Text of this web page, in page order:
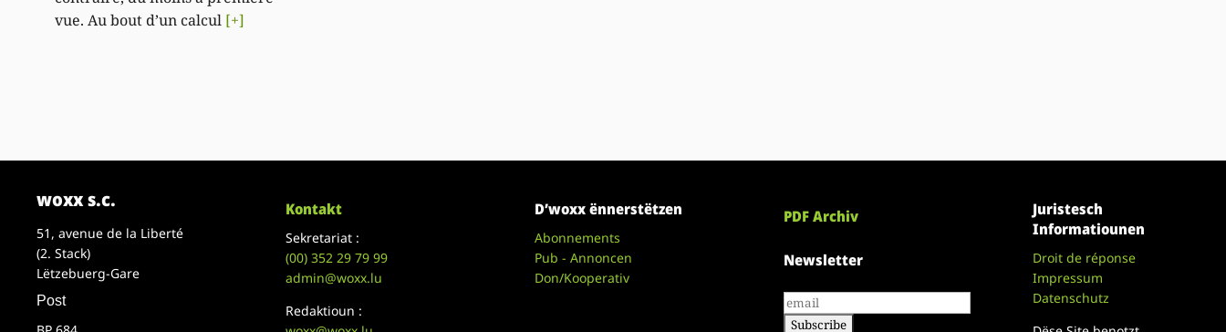
vue. Au bout d’un calcul [+]
woxx s.c.
51, avenue de la Liberté
(2. Stack)
Lëtzebuerg-Gare
Post
Kontakt
Sekretariat :
(00)352 29 79 99
admin@woxx.lu
Redaktioun :
D’woxx ënnerstëtzen
Abonnements
Pub - Annoncen
Don/Kooperativ
PDF Archiv
Newsletter
Juristesch
Informatiounen
Droit de réponse
Impressum
Datenschutz